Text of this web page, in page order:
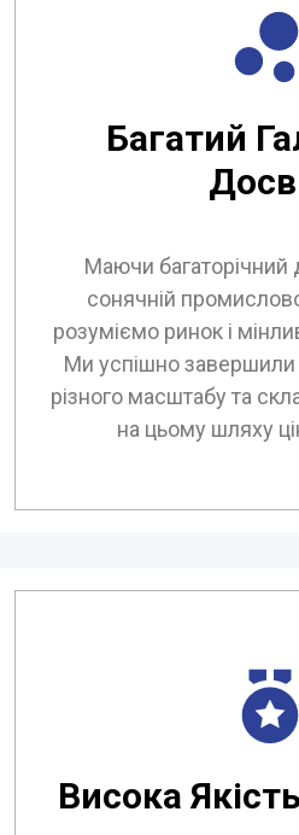
Багатий
Маючи багаторічний
сонячній
розуміємо ринок і
Ми успішно завершили
різного масштабу та
на цьому шляху
Висока